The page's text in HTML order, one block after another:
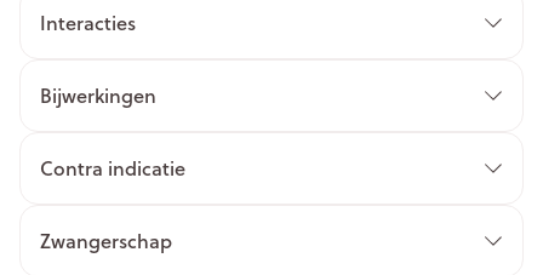
Interacties
Bijwerkingen
Contra indicatie
Zwangerschap